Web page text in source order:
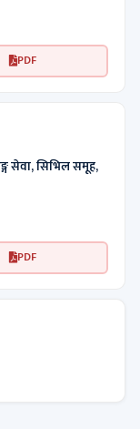
PDF
सेवा, सिभिल समूह,
PDF